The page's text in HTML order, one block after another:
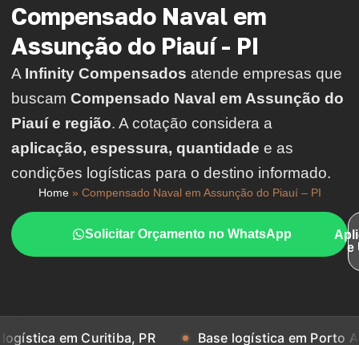
Compensado Naval em
Assunção do Piauí - PI
A Infinity Compensados atende empresas que
buscam Compensado Naval em Assunção do
Piauí e região. A cotação considera a
aplicação, espessura, quantidade e as
condições logísticas para o destino informado.
Home» Compensado Naval em Assunção do Piauí – PI
Solicitar Orçamento no WhatsApp
e
Curitiba, PR Base logística em Porto Alegre, RS